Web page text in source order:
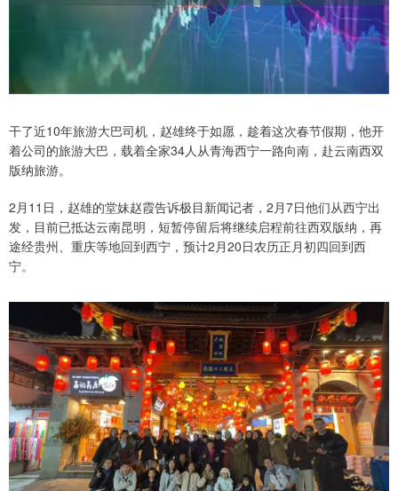
干了近10年旅游大巴司机，赵雄终于如愿，趁着这次春节假期，他开
着公司的旅游大巴，载着全家34人从青海西宁一路向南，赴云南西双
版纳旅游。
2月11日，赵雄的堂妹赵霞告诉极目新闻记者，2月7日他们从西宁出
发，目前已抵达云南昆明，短暂停留后将继续启程前往西双版纳，再
途经贵州、重庆等地回到西宁，预计2月20日农历正月初四回到西
宁。